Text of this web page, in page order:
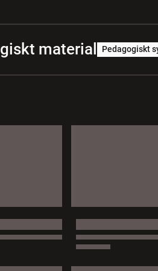
material Pedagogiskt